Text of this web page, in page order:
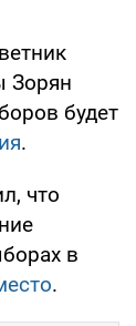
Зорян
будет
.
что
в
.